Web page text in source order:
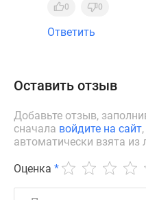
0 0
Ответить
Оставить отзыв
Добавьте отзыв,
сначала войдите на сайт
автоматически взята из
Оценка *